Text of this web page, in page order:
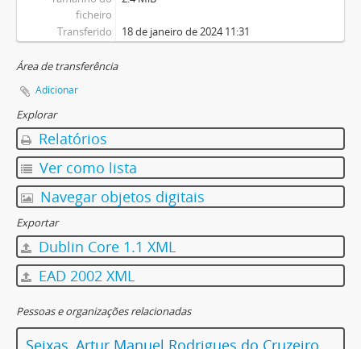
ficheiro
Transferido 18 de janeiro de 2024 11:31
Área de transferência
Adicionar
Explorar
Relatórios
Ver como lista
Navegar objetos digitais
Exportar
Dublin Core 1.1 XML
EAD 2002 XML
Pessoas e organizações relacionadas
Seixas, Artur Manuel Rodrigues do Cruzeiro